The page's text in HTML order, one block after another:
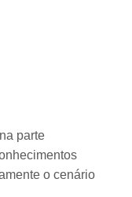
parte
o cenário